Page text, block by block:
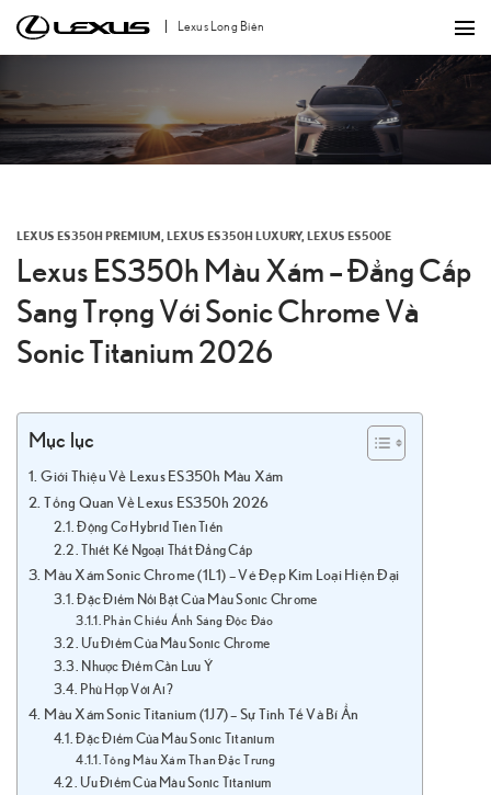
qua
dung
Lexus Long Biên
LEXUS ES350H PREMIUM LEXUS ES350H LUXURY, LEXUS ES500E
Lexus ES350h Màu Xám – Đẳng Cấp
Sang Trọng Với Sonic Chrome Và
Sonic Titanium 2026
Mục lục
Giới Thiệu Về Lexus ES350h Màu Xám
Tổng Quan Về Lexus ES350h 2026
Động Cơ Hybrid Tiên Tiến
Thiết Kế Ngoại Thất Đẳng Cấp
Màu Xám Sonic Chrome (1L1) – Vẻ Đẹp Kim Loại Hiện Đại
Đặc Điểm Nổi Bật Của Màu Sonic Chrome
Phản Chiếu Ánh Sáng Độc Đáo
Ưu Điểm Của Màu Sonic Chrome
Nhược Điểm Cần Lưu Ý
Phù Hợp Với Ai?
Màu Xám Sonic Titanium (1J7) – Sự Tinh Tế Và Bí Ẩn
Đặc Điểm Của Màu Sonic Titanium
Tông Màu Xám Than Đặc Trưng
Ưu Điểm Của Màu Sonic Titanium